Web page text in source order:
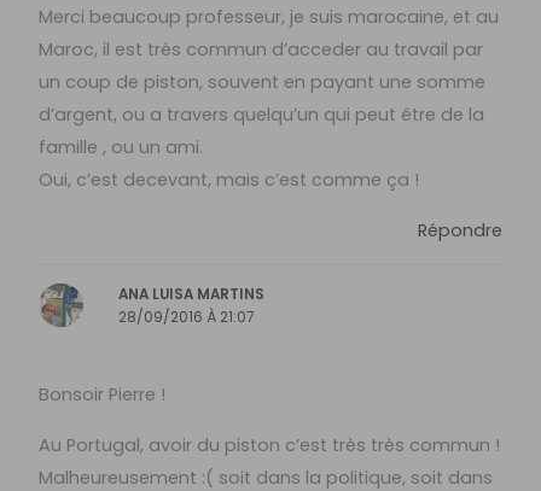
Merci beaucoup professeur, je suis marocaine, et au
Maroc, il est très commun d’acceder au travail par
un coup de piston, souvent en payant une somme
d’argent, ou a travers quelqu’un qui peut être de la
famille , ou un ami.
Oui, c’est decevant, mais c’est comme ça !
Répondre
ANA LUISA MARTINS
28/09/2016 À 21:07
Bonsoir Pierre !
Au Portugal, avoir du piston c’est très très commun !
Malheureusement :( soit dans la politique, soit dans